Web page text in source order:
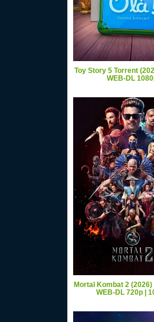
Toy Story 5 Torrent
WEB-DL
Mortal Kombat 2
WEB-DL 720p |